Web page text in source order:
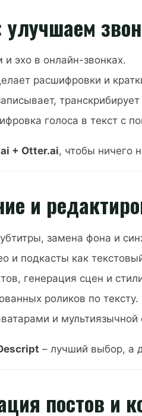
эхо в онлайн-звонках.
расшифровки и
голоса в текст с
+ Otter.ai, чтобы ничего
и
замена фона и
и подкасты как
генерация сцен и
роликов по тексту.
и мультиязычной
– лучший выбор, а
постов и